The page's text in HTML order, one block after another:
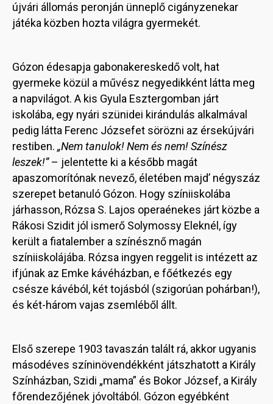
újvári állomás peronján ünneplő cigányzenekar
játéka közben hozta világra gyermekét.
Gózon édesapja gabonakereskedő volt, hat
gyermeke közül a művész negyedikként látta meg
a napvilágot. A kis Gyula Esztergomban járt
iskolába, egy nyári szünidei kirándulás alkalmával
pedig látta Ferenc Józsefet sörözni az érsekújvári
restiben. „Nem tanulok! Nem és nem! Színész
leszek!”– jelentette ki a később magát
apaszomorítónak nevező, életében majd’ négyszáz
szerepet betanuló Gózon. Hogy színiiskolába
járhasson, Rózsa S. Lajos operaénekes járt közbe a
Rákosi Szidit jól ismerő Solymossy Eleknél, így
került a fiatalember a színésznő magán
színiiskolájába. Rózsa ingyen reggelit is intézett az
ifjúnak az Emke kávéházban, e főétkezés egy
csésze kávéból, két tojásból (szigorúan pohárban!),
és két-három vajas zsemléből állt.
Első szerepe 1903 tavaszán talált rá, akkor ugyanis
másodéves színinövendékként játszhatott a Király
Színházban, Szidi „mama” és Bokor József, a Király
főrendezőjének jóvoltából. Gózon egyébként